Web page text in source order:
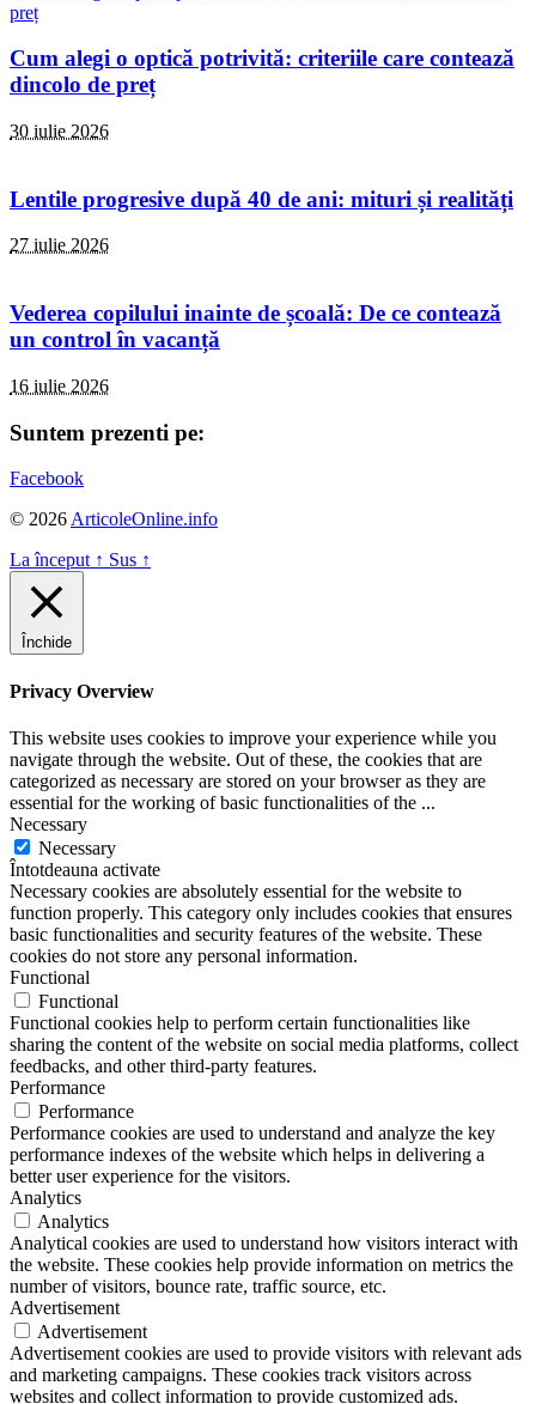
Cum alegi o optică potrivită: criteriile care contează
dincolo de preț
30 iulie 2026
Lentile progresive după 40 de ani: mituri și realități
27 iulie 2026
Vederea copilului inainte de școală: De ce contează
un control în vacanță
16 iulie 2026
Suntem prezenti pe:
Facebook
© 2026 ArticoleOnline.info
La început ↑ Sus ↑
Închide
Privacy Overview
This website uses cookies to improve your experience while you
navigate through the website. Out of these, the cookies that are
categorized as necessary are stored on your browser as they are
essential for the working of basic functionalities of the ...
Necessary
Necessary
Întotdeauna activate
Necessary cookies are absolutely essential for the website to
function properly. This category only includes cookies that ensures
basic functionalities and security features of the website. These
cookies do not store any personal information.
Functional
Functional
Functional cookies help to perform certain functionalities like
sharing the content of the website on social media platforms, collect
feedbacks, and other third-party features.
Performance
Performance
Performance cookies are used to understand and analyze the key
performance indexes of the website which helps in delivering a
better user experience for the visitors.
Analytics
Analytics
Analytical cookies are used to understand how visitors interact with
the website. These cookies help provide information on metrics the
number of visitors, bounce rate, traffic source, etc.
Advertisement
Advertisement
Advertisement cookies are used to provide visitors with relevant ads
and marketing campaigns. These cookies track visitors across
websites and collect information to provide customized ads.